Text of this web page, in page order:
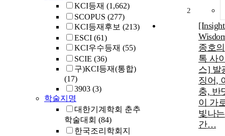
KCI등재 (1,662)
SCOPUS (277)
KCI등재후보 (213)
ESCI (61)
KCI우수등재 (55)
SCIE (36)
구)KCI등재(통합)
(17)
3903 (3)
학술지명
대한기계학회 춘추
학술대회 (84)
한국조리학회지
2
종호
톡 사
스] 발
징어,
충, 반
이 가
빛나
간…